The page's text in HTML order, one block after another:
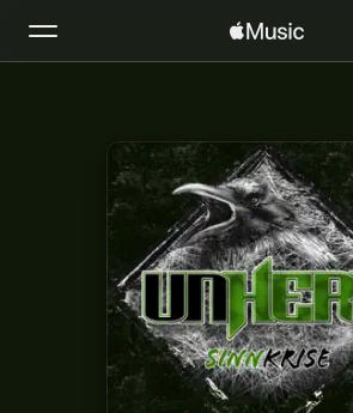
Install Apple Music